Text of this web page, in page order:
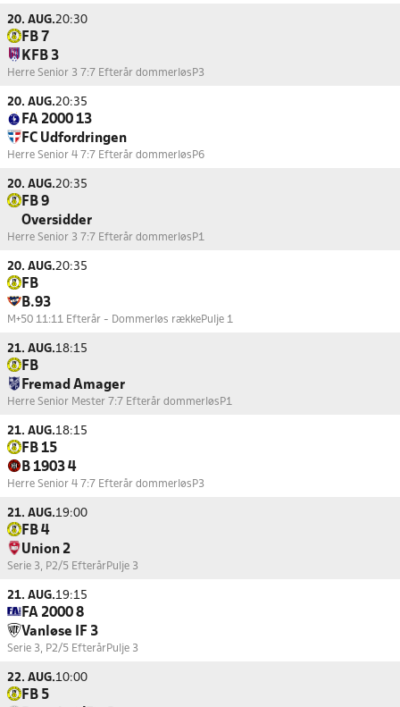
20. AUG.20:30
FB 7
KFB 3
Herre Senior 3 7:7 Efterår dommerløs P3
20. AUG.20:35
FA 2000 13
FC Udfordringen
Herre Senior 4 7:7 Efterår dommerløs P6
20. AUG.20:35
FB 9
Oversidder
Herre Senior 3 7:7 Efterår dommerløs P1
20. AUG.20:35
FB
B.93
M+50 11:11 Efterår - Dommerløs rækkePulje 1
21. AUG.18:15
FB
Fremad Amager
Herre Senior Mester 7:7 Efterår dommerløs P1
21. AUG.18:15
FB 15
B 1903 4
Herre Senior 4 7:7 Efterår dommerløs P3
21. AUG.19:00
FB 4
Union 2
Serie 3, P2/5 EfterårPulje 3
21. AUG.19:15
FA 2000 8
Vanløse IF 3
Serie 3, P2/5 EfterårPulje 3
22. AUG.10:00
FB 5